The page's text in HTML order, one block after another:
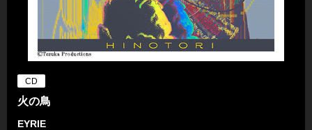
CD
火の鳥
EYRIE